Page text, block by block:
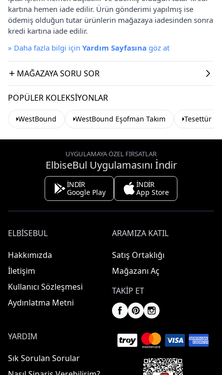
kartına hemen iade edilir. Ürün gönderimi yapılmış ise
ödemiş olduğun tutar ürünlerin mağazaya iadesinden sonra
kredi kartına iade edilir.
» Daha fazla bilgi için Yardım Sayfasına göz at
MAĞAZAYA SORU SOR
POPÜLER KOLEKSIYONLAR
WestBound WestBound Eşofman Takım Tesettür
UYGULAMAYA ÖZEL FIRSATLAR
ElbiseBul Uygulamasını İndir
İNDİR
Google Play
İNDİR
App Store
ELBISEBUL
Hakkımızda
İletişim
Kullanıcı Sözleşmesi
Aydınlatma Metni
ARAMIZA KATIL
Satış Ortaklığı
Mağazanı Aç
TAKIP ET
YARDIM
Sık Sorulan Sorular